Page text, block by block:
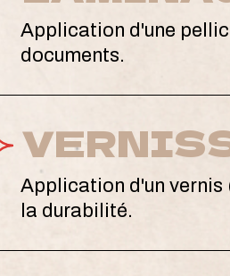
Application d'une
documents.
Application d'un
la durabilité.